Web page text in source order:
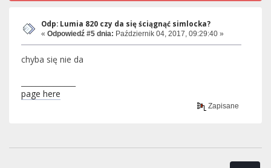
Odp: Lumia 820 czy da się ściągnąć simlocka?
« Odpowiedź #5 dnia: Październik 04, 2017, 09:29:40 »
chyba się nie da
page here
Zapisane